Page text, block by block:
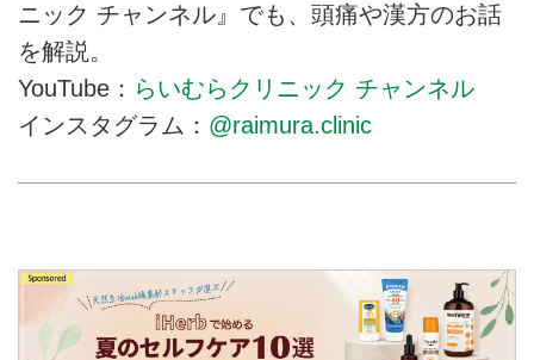
ニック チャンネル』でも、頭痛や漢方のお話
を解説。
YouTube： らいむらクリニック チャンネル
インスタグラム： @raimura.clinic